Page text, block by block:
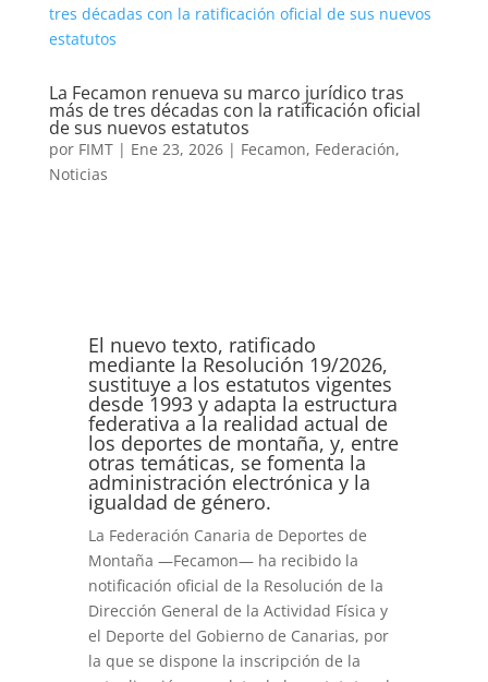
La Fecamon renueva su marco jurídico tras
más de tres décadas con la ratificación oficial
de sus nuevos estatutos
por FIMT| Ene 23, 2026| Fecamon, Federación,
Noticias
El nuevo texto, ratificado
mediante la Resolución 19/2026,
sustituye a los estatutos vigentes
desde 1993 y adapta la estructura
federativa a la realidad actual de
los deportes de montaña, y, entre
otras temáticas, se fomenta la
administración electrónica y la
igualdad de género.
La Federación Canaria de Deportes de
Montaña —Fecamon— ha recibido la
notificación oficial de la Resolución de la
Dirección General de la Actividad Física y
el Deporte del Gobierno de Canarias, por
la que se dispone la inscripción de la